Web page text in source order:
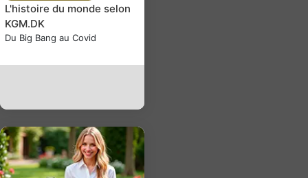
L'histoire du monde selon
KGM.DK
Du Big Bang au Covid